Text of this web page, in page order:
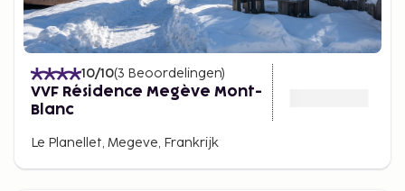
10/10(3 Beoordelingen)
VVF Résidence Megève Mont-
Blanc
Le Planellet, Megeve, Frankrijk